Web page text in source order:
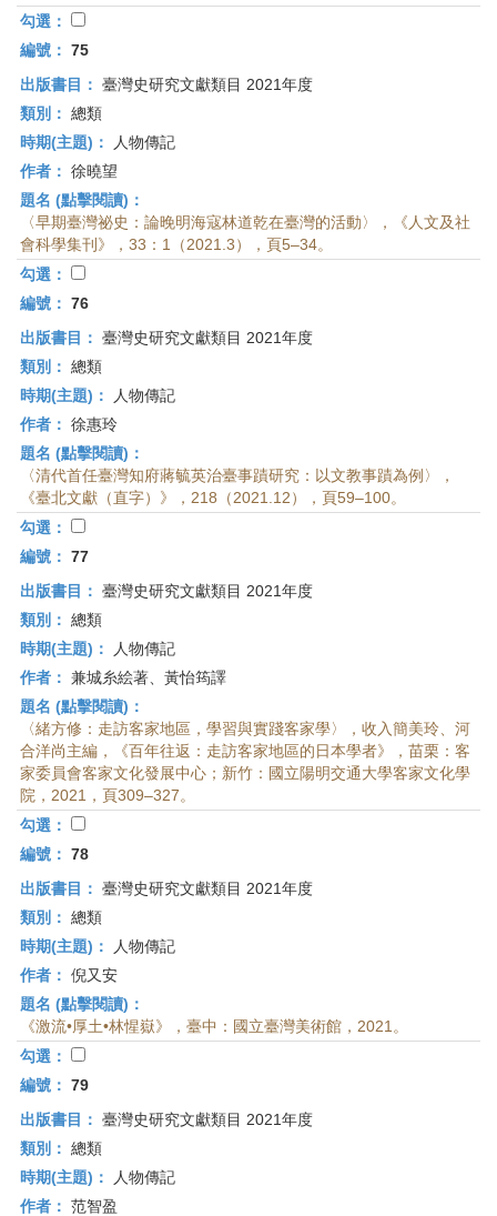
勾選：
編號： 75
出版書目： 臺灣史研究文獻類目 2021年度
類別： 總類
時期(主題)：
人物傳記
作者： 徐曉望
題名 (點擊閱讀)：
〈早期臺灣祕史：論晚明海寇林道乾在臺灣的活動〉，《人文及社
會科學集刊》，33：1（2021.3），頁5–34。
勾選：
編號： 76
出版書目： 臺灣史研究文獻類目 2021年度
類別： 總類
時期(主題)：
人物傳記
作者： 徐惠玲
題名 (點擊閱讀)：
〈清代首任臺灣知府蔣毓英治臺事蹟研究：以文教事蹟為例〉，
《臺北文獻（直字）》，218（2021.12），頁59–100。
勾選：
編號： 77
出版書目： 臺灣史研究文獻類目 2021年度
類別： 總類
時期(主題)：
人物傳記
作者： 兼城糸絵著、黃怡筠譯
題名 (點擊閱讀)：
〈緒方修：走訪客家地區，學習與實踐客家學〉，收入簡美玲、河
合洋尚主編，《百年往返：走訪客家地區的日本學者》，苗栗：客
家委員會客家文化發展中心；新竹：國立陽明交通大學客家文化學
院，2021，頁309–327。
勾選：
編號： 78
出版書目： 臺灣史研究文獻類目 2021年度
類別： 總類
時期(主題)：
人物傳記
作者： 倪又安
題名 (點擊閱讀)：
《激流•厚土•林惺嶽》，臺中：國立臺灣美術館，2021。
勾選：
編號： 79
出版書目： 臺灣史研究文獻類目 2021年度
類別： 總類
時期(主題)：
人物傳記
作者： 范智盈